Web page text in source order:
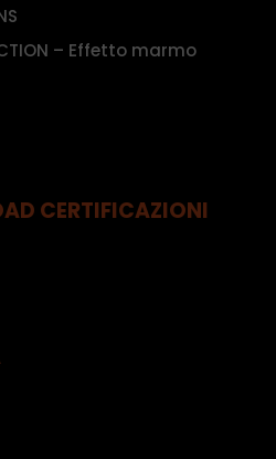
– Effetto marmo
CERTIFICAZIONI